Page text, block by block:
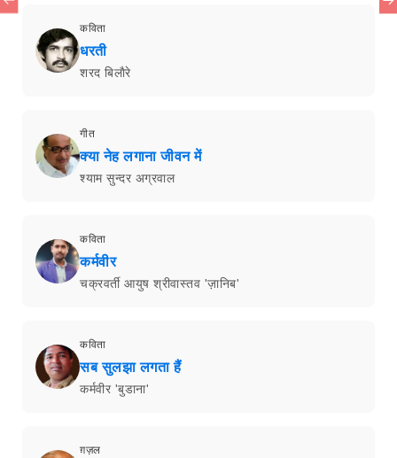
कविता
धरती
शरद बिलाैरे
गीत
क्या नेह लगाना जीवन में
श्याम सुन्दर अग्रवाल
कविता
कर्मवीर
चक्रवर्ती आयुष श्रीवास्तव 'ज़ानिब'
कविता
सब सुलझा लगता हैं
कर्मवीर 'बुडाना'
ग़ज़ल